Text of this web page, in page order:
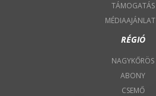
TÁMOGATÁS
MÉDIAAJÁNLAT
RÉGIÓ
NAGYKŐRÖS
ABONY
CSEMŐ